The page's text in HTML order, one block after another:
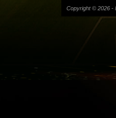
Copyright © 2026 -